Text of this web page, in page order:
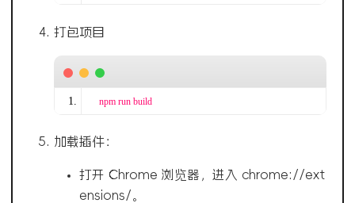
打包项目
npm run build
加载插件：
打开 Chrome 浏览器，进入 chrome://ext
ensions/。